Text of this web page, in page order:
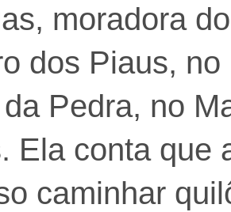
moradora
dos Piaus,
Pedra, no
Ela conta que
caminhar